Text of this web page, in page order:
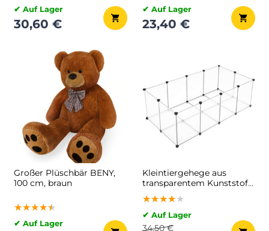
✔ Auf Lager
30,60 €
✔ Auf Lager
23,40 €
Großer Plüschbär BENY,
100 cm, braun
★★★★★
★★★★★
★★★★★
✔ Auf Lager
Kleintiergehege aus
transparentem Kunststoff
BEN, 143x71x47 cm,
transparent
★★★★★
★★★★★
★★★★★
✔ Auf Lager
34,50 €